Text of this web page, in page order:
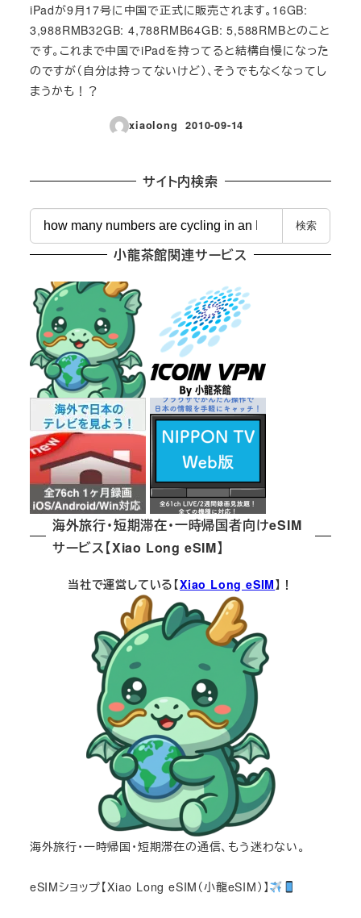
iPadが9月17号に中国で正式に販売されます。16GB:
3,988RMB32GB: 4,788RMB64GB: 5,588RMBとのこと
です。これまで中国でiPadを持ってると結構自慢になった
のですが（自分は持ってないけど）、そうでもなくなってし
まうかも！？
xiaolong
投稿日
2010-09-14
サイト内検索
検
索
検索
小龍茶館関連サービス
海外旅行・短期滞在・一時帰国者向けeSIM
サービス【Xiao Long eSIM】
当社で運営している【Xiao Long eSIM】！
海外旅行・一時帰国・短期滞在の通信、もう迷わない。
eSIMショップ【Xiao Long eSIM（小龍eSIM）】